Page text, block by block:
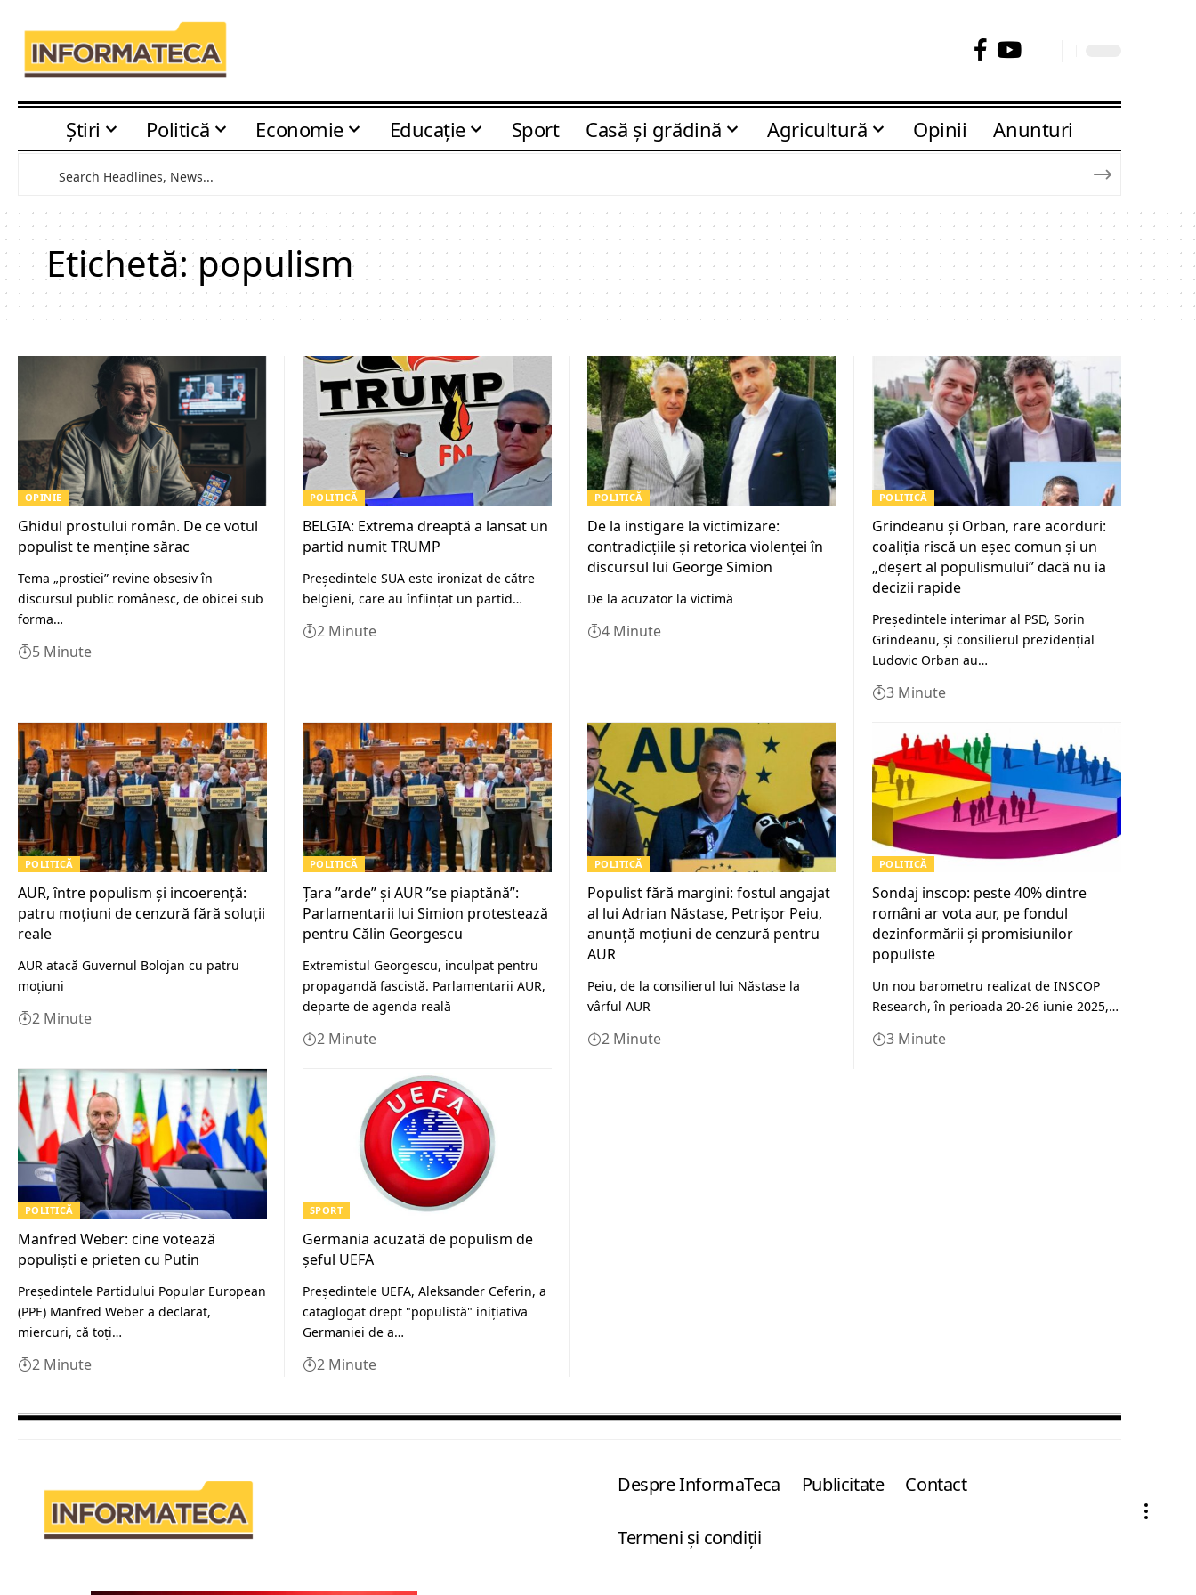
Știri Politică Economie Educaţie Sport Casă şi grădină Agricultură Opinii Anunturi
Etichetă:populism
OPINIE
Ghidul prostului român. De ce votul
populist te menține sărac
Tema „prostiei” revine obsesiv în
discursul public românesc, de obicei sub
forma…
5 Minute
POLITICĂ
BELGIA: Extrema dreaptă a lansat un
partid numit TRUMP
Președintele SUA este ironizat de către
belgieni, care au înființat un partid…
2 Minute
POLITICĂ
De la instigare la victimizare:
contradicțiile și retorica violenței în
discursul lui George Simion
De la acuzator la victimă
4 Minute
POLITICĂ
Grindeanu și Orban, rare acorduri:
coaliția riscă un eșec comun și un
„deşert al populismului” dacă nu ia
decizii rapide
Președintele interimar al PSD, Sorin
Grindeanu, și consilierul prezidențial
Ludovic Orban au…
3 Minute
POLITICĂ
AUR, între populism și incoerență:
patru moțiuni de cenzură fără soluții
reale
AUR atacă Guvernul Bolojan cu patru
moțiuni
2 Minute
POLITICĂ
Țara ”arde” și AUR ”se piaptănă”:
Parlamentarii lui Simion protestează
pentru Călin Georgescu
Extremistul Georgescu, inculpat pentru
propagandă fascistă. Parlamentarii AUR,
departe de agenda reală
2 Minute
POLITICĂ
Populist fără margini: fostul angajat
al lui Adrian Năstase, Petrișor Peiu,
anunță moțiuni de cenzură pentru
AUR
Peiu, de la consilierul lui Năstase la
vârful AUR
2 Minute
POLITICĂ
Sondaj inscop: peste 40% dintre
români ar vota aur, pe fondul
dezinformării și promisiunilor
populiste
Un nou barometru realizat de INSCOP
Research, în perioada 20-26 iunie 2025,…
3 Minute
POLITICĂ
Manfred Weber: cine votează
populiști e prieten cu Putin
Preşedintele Partidului Popular European
(PPE) Manfred Weber a declarat,
miercuri, că toţi…
2 Minute
SPORT
Germania acuzată de populism de
șeful UEFA
Preşedintele UEFA, Aleksander Ceferin, a
cataglogat drept "populistă" iniţiativa
Germaniei de a…
2 Minute
Despre InformaTeca Publicitate Contact
Termeni şi condiţii